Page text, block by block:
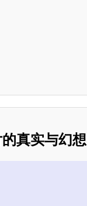
真实与幻想